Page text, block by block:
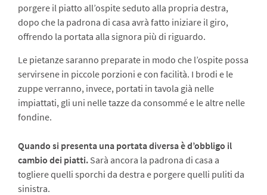
porgere il piatto all’ospite seduto alla propria destra,
dopo che la padrona di casa avrà fatto iniziare il giro,
offrendo la porta­ta alla signora più di riguardo.
Le pietanze saranno preparate in modo che l’ospite possa
servirsene in piccole porzioni e con facilità. I brodi e le
zuppe verranno, invece, portati in tavola già nelle
impiattati, gli uni nelle tazze da consommé e le altre nelle
fondine.
Quando si presenta una portata diversa è d’obbligo il
cambio dei piatti. Sarà an­cora la padrona di casa a
togliere quelli sporchi da destra e porgere quelli puliti da
sinistra.